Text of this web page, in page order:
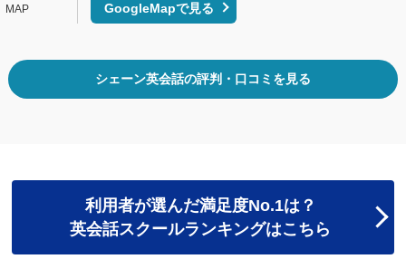
GoogleMapで見る
シェーン英会話の評判・口コミを見る
利用者が選んだ満足度No.1は？
英会話スクールランキングはこちら